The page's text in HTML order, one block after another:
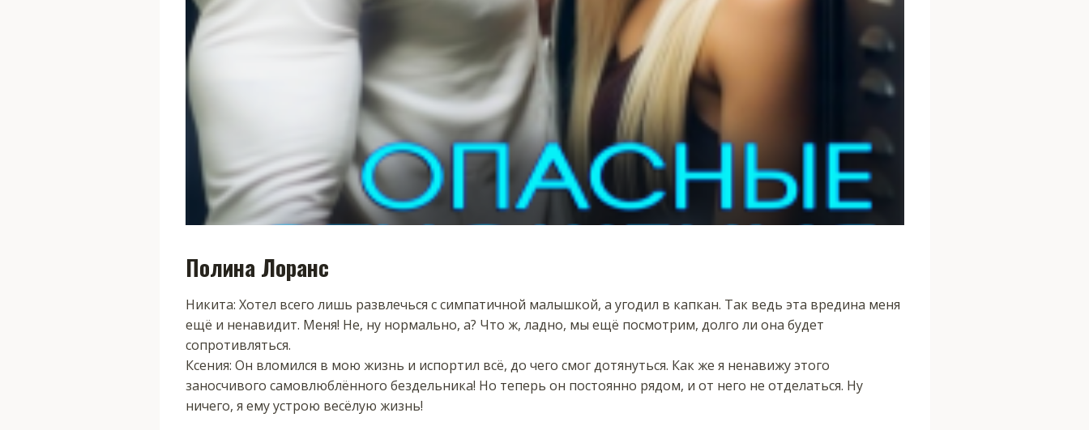
Полина Лоранс
Никита: Хотел всего лишь развлечься с симпатичной малышкой, а угодил в капкан. Так ведь эта вредина меня
ещё и ненавидит. Меня! Не, ну нормально, а? Что ж, ладно, мы ещё посмотрим, долго ли она будет
сопротивляться.
Ксения: Он вломился в мою жизнь и испортил всё, до чего смог дотянуться. Как же я ненавижу этого
заносчивого самовлюблённого бездельника! Но теперь он постоянно рядом, и от него не отделаться. Ну
ничего, я ему устрою весёлую жизнь!